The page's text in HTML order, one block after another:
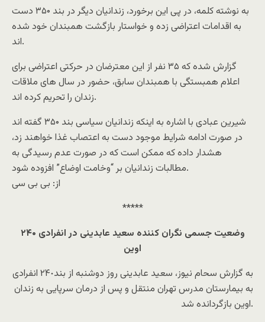
به نوشته کلمه، در پی این برخورد، زندانیان دیگر در بند ۳۵۰ دست
به اقدامات اعتراضی زده و خواستار بازگشت همبندان خود شده
اند.
گزارش شده که ۳۵ نفر از این معترضان در حرکتی اعتراضی برای
اعلام همبستگی با همبندان سابق، حضور در سال های ملاقات
زندان را تحریم کرده اند.
شیرین عبادی با اشاره به اینکه زندانیان سیاسی بند ۳۵۰ گفته اند
در صورت ادامه شرایط موجود دست به اعتصاب غذا خواهند زد،
هشدار داده که ممکن است که در صورت عدم رسیدگی به
مطالبات زندانیان بر “وخامت اوضاع” افزوده شود.
از: بی بی سی
*****
وضعیت جسمی نگران کننده سعید عابدینی در انفرادی ۲۴۰
اوین
به گزارش سحام نیوز، سعید عابدینی روز دوشنبه از بند٢۴٠ انفرادی
به بیمارستان مدرس تهران منتقل و پس از درمان سرپایی به زندان
اوین بازگردانده شد.